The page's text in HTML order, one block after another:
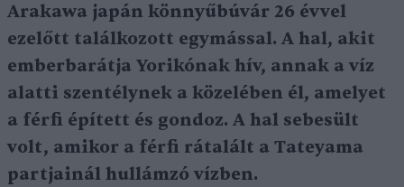
Arakawa japán könnyűbúvár 26 évvel
ezelőtt találkozott egymással. A hal, akit
emberbarátja Yorikónak hív, annak a víz
alatti szentélynek a közelében él, amelyet
a férfi épített és gondoz. A hal sebesült
volt, amikor a férfi rátalált a Tateyama
partjainál hullámzó vízben.